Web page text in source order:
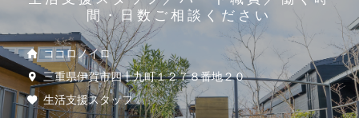
間・日数ご相談ください
ココロノイロ
三重県伊賀市四十九町１２７８番地２０
生活支援スタッフ